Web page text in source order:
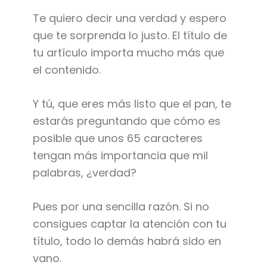
Te quiero decir una verdad y espero
que te sorprenda lo justo. El título de
tu artículo importa mucho más que
el contenido.
Y tú, que eres más listo que el pan, te
estarás preguntando que cómo es
posible que unos 65 caracteres
tengan más importancia que mil
palabras, ¿verdad?
Pues por una sencilla razón. Si no
consigues captar la atención con tu
título, todo lo demás habrá sido en
vano.